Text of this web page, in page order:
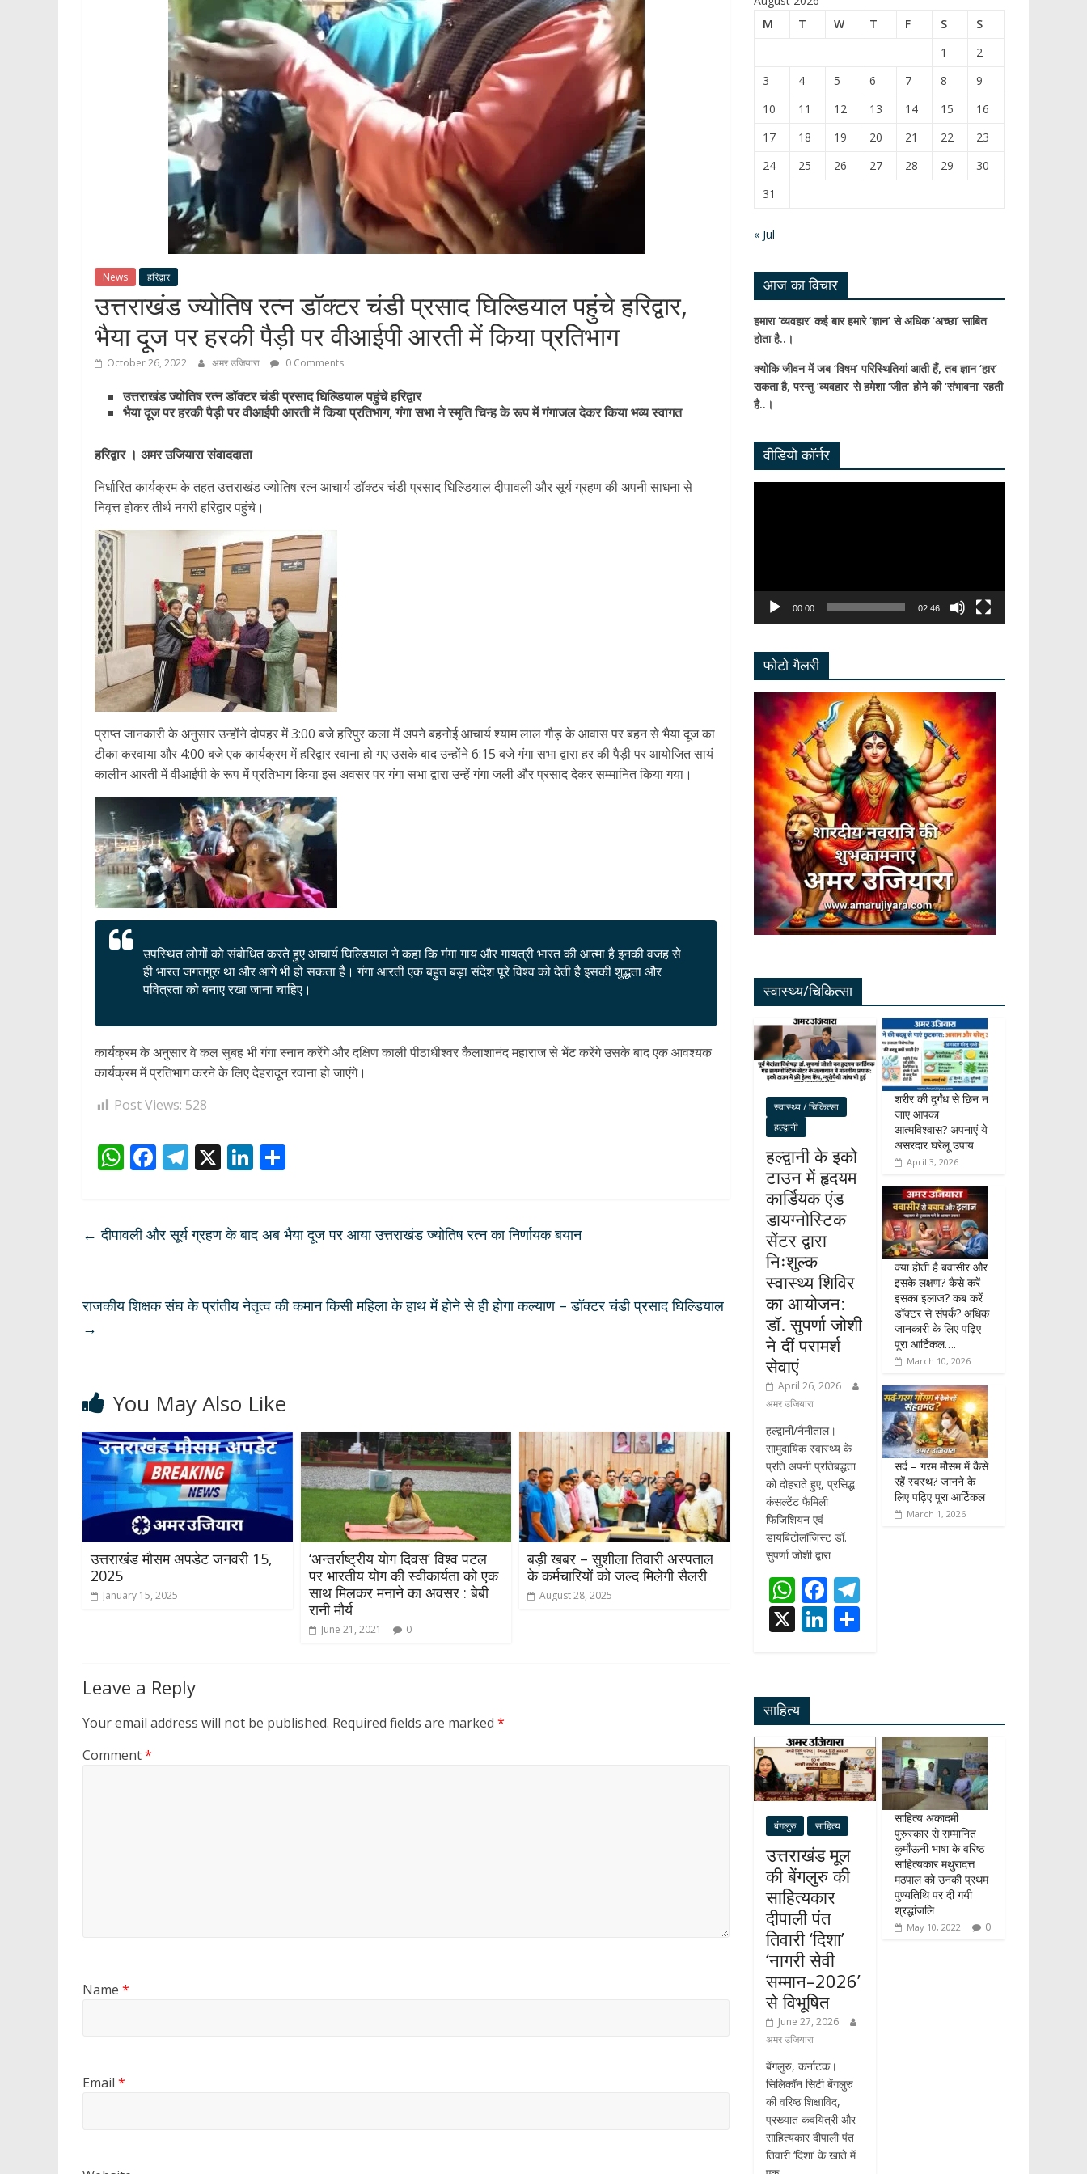
News हरिद्वार
उत्तराखंड ज्योतिष रत्न डॉक्टर चंडी प्रसाद घिल्डियाल पहुंचे हरिद्वार,
भैया दूज पर हरकी पैड़ी पर वीआईपी आरती में किया प्रतिभाग
October 26, 2022 अमर उजियारा 0 Comments
उत्तराखंड ज्योतिष रत्न डॉक्टर चंडी प्रसाद घिल्डियाल पहुंचे हरिद्वार
भैया दूज पर हरकी पैड़ी पर वीआईपी आरती में किया प्रतिभाग, गंगा सभा ने स्मृति चिन्ह के रूप में गंगाजल देकर किया भव्य स्वागत
हरिद्वार । अमर उजियारा संवाददाता
निर्धारित कार्यक्रम के तहत उत्तराखंड ज्योतिष रत्न आचार्य डॉक्टर चंडी प्रसाद घिल्डियाल दीपावली और सूर्य ग्रहण की अपनी साधना से
निवृत्त होकर तीर्थ नगरी हरिद्वार पहुंचे।
प्राप्त जानकारी के अनुसार उन्होंने दोपहर में 3:00 बजे हरिपुर कला में अपने बहनोई आचार्य श्याम लाल गौड़ के आवास पर बहन से भैया दूज का
टीका करवाया और 4:00 बजे एक कार्यक्रम में हरिद्वार रवाना हो गए उसके बाद उन्होंने 6:15 बजे गंगा सभा द्वारा हर की पैड़ी पर आयोजित सायं
कालीन आरती में वीआईपी के रूप में प्रतिभाग किया इस अवसर पर गंगा सभा द्वारा उन्हें गंगा जली और प्रसाद देकर सम्मानित किया गया।
उपस्थित लोगों को संबोधित करते हुए आचार्य घिल्डियाल ने कहा कि गंगा गाय और गायत्री भारत की आत्मा है इनकी वजह से
ही भारत जगतगुरु था और आगे भी हो सकता है। गंगा आरती एक बहुत बड़ा संदेश पूरे विश्व को देती है इसकी शुद्धता और
पवित्रता को बनाए रखा जाना चाहिए।
कार्यक्रम के अनुसार वे कल सुबह भी गंगा स्नान करेंगे और दक्षिण काली पीठाधीश्वर कैलाशानंद महाराज से भेंट करेंगे उसके बाद एक आवश्यक
कार्यक्रम में प्रतिभाग करने के लिए देहरादून रवाना हो जाएंगे।
Post Views: 528
W
s
p
F
b
k
T
gr
X Li
e e
← दीपावली और सूर्य ग्रहण के बाद अब भैया दूज पर आया उत्तराखंड ज्योतिष रत्न का निर्णायक बयान
राजकीय शिक्षक संघ के प्रांतीय नेतृत्व की कमान किसी महिला के हाथ में होने से ही होगा कल्याण – डॉक्टर चंडी प्रसाद घिल्डियाल
→
You May Also Like
उत्तराखंड मौसम अपडेट जनवरी 15,
2025
January 15, 2025
‘अन्तर्राष्ट्रीय योग दिवस’ विश्व पटल
पर भारतीय योग की स्वीकार्यता को एक
साथ मिलकर मनाने का अवसर : बेबी
रानी मौर्य
June 21, 2021 0
बड़ी खबर – सुशीला तिवारी अस्पताल
के कर्मचारियों को जल्द मिलेगी सैलरी
August 28, 2025
Leave a Reply
Your email address will not be published. Required fields are marked *
Comment*
Name *
Email *
M
T W T F S
S
1
2
3
4 5 6 7 8
9
10
11 12 13 14 15
16
17
18 19 20 21 22
23
24
25 26 27 28 29
30
31
« Jul
आज का विचार
हमारा ‘व्यवहार’ कई बार हमारे ‘ज्ञान’ से अधिक ‘अच्छा’ साबित
होता है..।
क्योकि जीवन में जब ‘विषम’ परिस्थितियां आती हैं,तब ज्ञान ‘हार’
सकता है,परन्तु ‘व्यवहार’ से हमेशा ‘जीत’ होने की ‘संभावना’ रहती
है..।
वीडियो कॉर्नर
00:00 02:46
फोटो गैलरी
स्वास्थ्य/चिकित्सा
स्वास्थ्य / चिकित्सा
हल्द्वानी
हल्द्वानी के इको
टाउन में हृदयम
कार्डियक एंड
डायग्नोस्टिक
सेंटर द्वारा
निःशुल्क
स्वास्थ्य शिविर
का आयोजन:
डॉ. सुपर्णा जोशी
ने दीं परामर्श
सेवाएं
April 26, 2026
अमर उजियारा
हल्द्वानी/नैनीताल।
सामुदायिक स्वास्थ्य के
प्रति अपनी प्रतिबद्धता
को दोहराते हुए, प्रसिद्ध
कंसल्टेंट फैमिली
फिजिशियन एवं
डायबिटोलॉजिस्ट डॉ.
सुपर्णा जोशी द्वारा
W
h
at
A
p
p
F
ac
e
o
k
m
X Li
dI
n
शरीर की दुर्गंध से छिन न
जाए आपका
आत्मविश्वास? अपनाएं ये
असरदार घरेलू उपाय
April 3, 2026
क्या होती है बवासीर और
इसके लक्षण? कैसे करें
इसका इलाज? कब करें
डॉक्टर से संपर्क? अधिक
जानकारी के लिए पढ़िए
पूरा आर्टिकल….
March 10, 2026
सर्द – गरम मौसम में कैसे
रहें स्वस्थ? जानने के
लिए पढ़िए पूरा आर्टिकल
March 1, 2026
साहित्य
बंगलुरु साहित्य
उत्तराखंड मूल
की बेंगलुरु की
साहित्यकार
दीपाली पंत
तिवारी ‘दिशा’
‘नागरी सेवी
सम्मान–2026’
से विभूषित
June 27, 2026
अमर उजियारा
बेंगलुरु, कर्नाटक।
सिलिकॉन सिटी बेंगलुरु
की वरिष्ठ शिक्षाविद,
प्रख्यात कवयित्री और
साहित्यकार दीपाली पंत
तिवारी ‘दिशा’ के खाते में
साहित्य अकादमी
पुरुस्कार से सम्मानित
कुमाँऊनी भाषा के वरिष्ठ
साहित्यकार मथुरादत्त
मठपाल को उनकी प्रथम
पुण्यतिथि पर दी गयी
श्रद्धांजलि
May 10, 2022 0